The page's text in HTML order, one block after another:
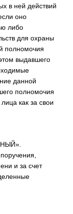
в ней действий
оно
либо
для охраны
полномочия
выдавшего
данной
полномочия
как за свои
и за счет